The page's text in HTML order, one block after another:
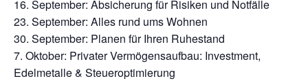
16. September: Absicherung für Risiken und Notfälle
23. September: Alles rund ums Wohnen
30. September: Planen für Ihren Ruhestand
7. Oktober: Privater Vermögensaufbau: Investment,
Edelmetalle & Steueroptimierung